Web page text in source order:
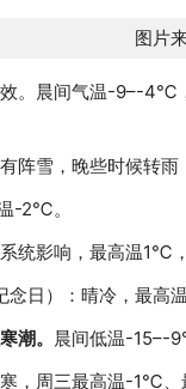
图片
效。晨间气温-9–-
阵雪，晚些时候转雨
-2℃。
统影响，最高温1℃
念日）：晴冷，最
潮。 晨间低温-15–-
寒，周三最高温-1℃